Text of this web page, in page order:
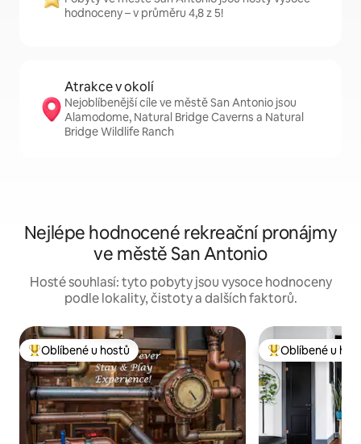
hodnoceny – v průměru 4,8 z 5!
Atrakce v okolí
Nejoblíbenější cíle ve městě San Antonio jsou
Alamodome, Natural Bridge Caverns a Natural
Bridge Wildlife Ranch
Nejlépe hodnocené rekreační pronájmy
ve městě San Antonio
Hosté souhlasí: tyto pobyty jsou vysoce hodnoceny
podle lokality, čistoty a dalších faktorů.
Nejlepší v kategorii Oblíbené u hostů
Oblíbené u hostů Nejlepší v
Oblíbené u